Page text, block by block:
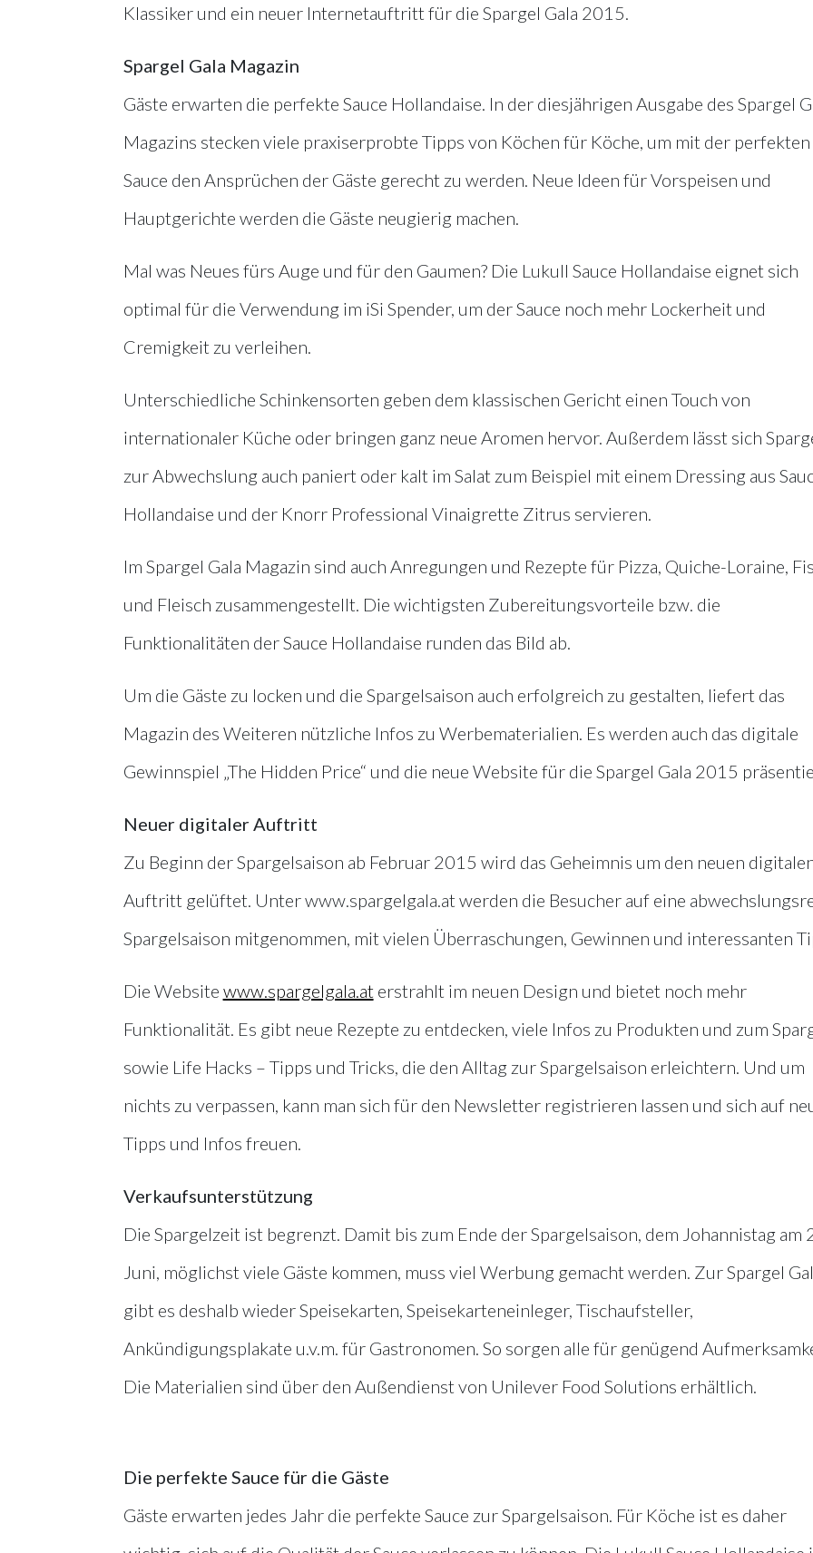
Klassiker und ein neuer Internetauftritt für die Spargel Gala 2015.
Spargel Gala Magazin
Gäste erwarten die perfekte Sauce Hollandaise. In der diesjährigen Ausgabe des Spargel
Magazins stecken viele praxiserprobte Tipps von Köchen für Köche, um mit der perfekten
Sauce den Ansprüchen der Gäste gerecht zu werden. Neue Ideen für Vorspeisen und
Hauptgerichte werden die Gäste neugierig machen.
Mal was Neues fürs Auge und für den Gaumen? Die Lukull Sauce Hollandaise eignet sich
optimal für die Verwendung im iSi Spender, um der Sauce noch mehr Lockerheit und
Cremigkeit zu verleihen.
Unterschiedliche Schinkensorten geben dem klassischen Gericht einen Touch von
internationaler Küche oder bringen ganz neue Aromen hervor. Außerdem lässt sich
zur Abwechslung auch paniert oder kalt im Salat zum Beispiel mit einem Dressing aus
Hollandaise und der Knorr Professional Vinaigrette Zitrus servieren.
Im Spargel Gala Magazin sind auch Anregungen und Rezepte für Pizza, Quiche-Loraine,
und Fleisch zusammengestellt. Die wichtigsten Zubereitungsvorteile bzw. die
Funktionalitäten der Sauce Hollandaise runden das Bild ab.
Um die Gäste zu locken und die Spargelsaison auch erfolgreich zu gestalten, liefert das
Magazin des Weiteren nützliche Infos zu Werbematerialien. Es werden auch das digitale
Gewinnspiel „The Hidden Price“ und die neue Website für die Spargel Gala 2015
Neuer digitaler Auftritt
Zu Beginn der Spargelsaison ab Februar 2015 wird das Geheimnis um den neuen
Auftritt gelüftet. Unter www.spargelgala.at werden die Besucher auf eine
Spargelsaison mitgenommen, mit vielen Überraschungen, Gewinnen und interessanten
Die Website www.spargelgala.aterstrahlt im neuen Design und bietet noch mehr
Funktionalität. Es gibt neue Rezepte zu entdecken, viele Infos zu Produkten und zum
sowie Life Hacks – Tipps und Tricks, die den Alltag zur Spargelsaison erleichtern. Und um
nichts zu verpassen, kann man sich für den Newsletter registrieren lassen und sich auf
Tipps und Infos freuen.
Verkaufsunterstützung
Die Spargelzeit ist begrenzt. Damit bis zum Ende der Spargelsaison, dem Johannistag am
Juni, möglichst viele Gäste kommen, muss viel Werbung gemacht werden. Zur Spargel
gibt es deshalb wieder Speisekarten, Speisekarteneinleger, Tischaufsteller,
Ankündigungsplakate u.v.m. für Gastronomen. So sorgen alle für genügend
Die Materialien sind über den Außendienst von Unilever Food Solutions erhältlich.
Die perfekte Sauce für die Gäste
Gäste erwarten jedes Jahr die perfekte Sauce zur Spargelsaison. Für Köche ist es daher